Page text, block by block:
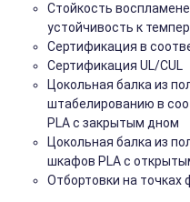
Стойкость
устойчивость к
Сертификация в
Сертификация UL/CUL
Цокольная балка из
штабелированию в
PLA с закрытым дном
Цокольная балка из
шкафов PLA с
Отбортовки на точках